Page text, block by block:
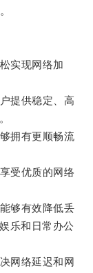
实现网络加
提供稳定、高
拥有更顺畅流
受优质的网络
够有效降低丢
乐和日常办公
网络延迟和网